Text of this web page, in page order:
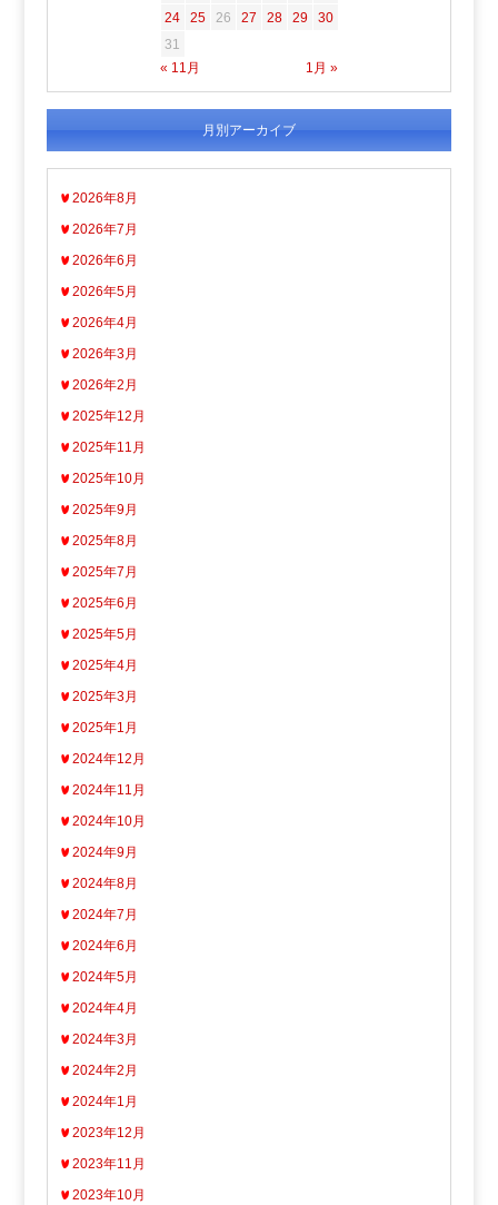
« 11月 1月 »
24 25 26 27 28 29
30
31
月別アーカイブ
2026年8月
2026年7月
2026年6月
2026年5月
2026年4月
2026年3月
2026年2月
2025年12月
2025年11月
2025年10月
2025年9月
2025年8月
2025年7月
2025年6月
2025年5月
2025年4月
2025年3月
2025年1月
2024年12月
2024年11月
2024年10月
2024年9月
2024年8月
2024年7月
2024年6月
2024年5月
2024年4月
2024年3月
2024年2月
2024年1月
2023年12月
2023年11月
2023年10月